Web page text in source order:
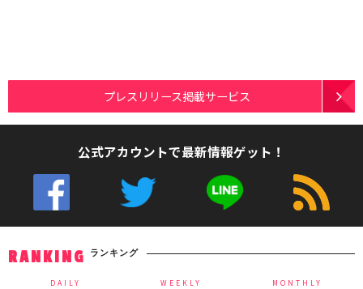
プレスリリース掲載サービス
公式アカウントで最新情報ゲット！
RANKING ランキング
DAILY WEEKLY MONTHLY